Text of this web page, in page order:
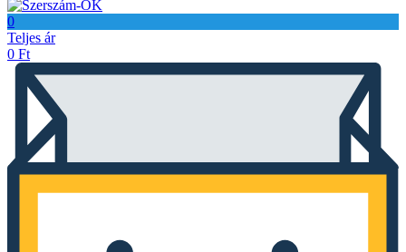
0
Teljes ár
0 Ft